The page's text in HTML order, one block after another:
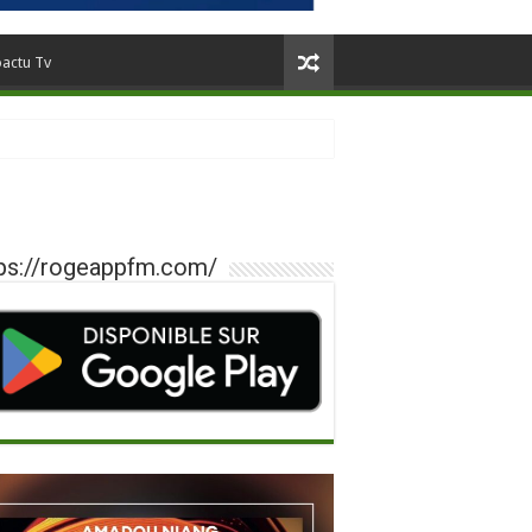
Tv
rogeappfm.com/